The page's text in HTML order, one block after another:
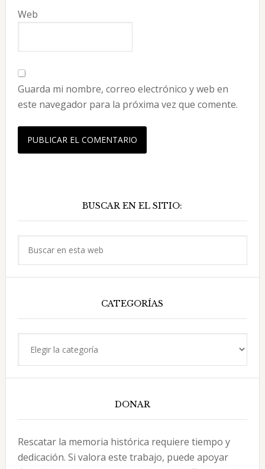
Web
Guarda mi nombre, correo electrónico y web en
este navegador para la próxima vez que comente.
principal
BUSCAR EN EL SITIO:
CATEGORÍAS
DONAR
Rescatar la memoria histórica requiere tiempo y
dedicación. Si valora este trabajo, puede apoyar